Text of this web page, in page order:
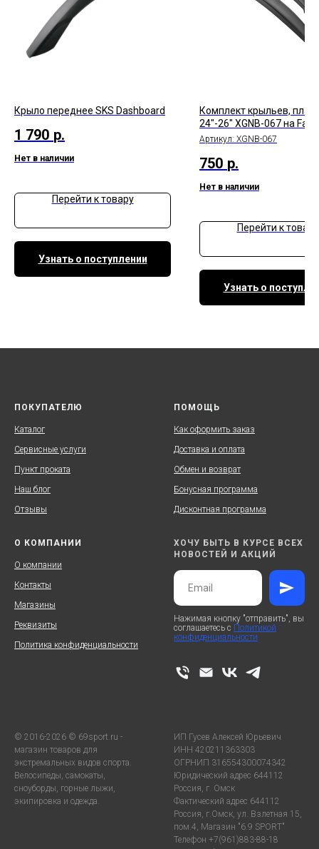
Крыло переднее SKS Dashboard
1 790 р.
Нет в наличии
Перейти к товару
Узнать о поступлении
Комплект крыльев,
24"-26" XGNB-067 на Fat
Артикул: XGNB-067
750 р.
Нет в наличии
Перейти к товару
Узнать о
ПОКУПАТЕЛЮ
Каталог
Сервисные услуги
Пункт проката
Наш блог
Отзывы
ПОМОЩЬ
Как оформить заказ
Доставка и оплата
Обмен и возврат
Бонусная программа
Дисконтная программа
О КОМПАНИИ
О компании
Контакты
Магазины
Реквизиты
Политика конфиденциальности
ХОЧУ БЫТЬ В КУРСЕ ВСЕХ
НОВОСТЕЙ И АКЦИЙ
Нажимая кнопку "отправить", вы
соглашаетесь с Политикой
конфиденциальности
© 2016-2026 © 69sport.ru -
магазин товаров для
экстремальных видов спорта.
Велосипеды, самокаты,
сноуборды, горные лыжи,
экипировка и одежда.
ИП Гусев Алексей Юрьевич
ИНН 420211363303
ОГРНИП 316554300074342
Юридический адрес 644112
Россия, г. Омск
Фактический адрес 644112
Россия, г.Омск, ул. Взлетная 15,
пом.4, Магазин "6.9 SPORT"
Телефон +7(961)883-88-18